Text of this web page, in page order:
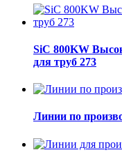
SiC 800KW
для труб 273
Линии по